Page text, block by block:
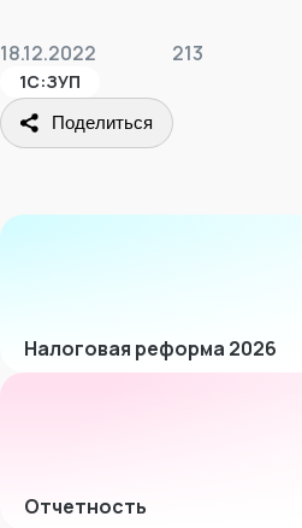
18.12.2022 213
1С:ЗУП
Поделиться
Налоговая реформа 2026
Отчетность